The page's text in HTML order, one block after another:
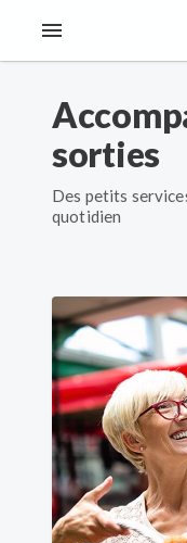
sorties
Des petits
quotidien